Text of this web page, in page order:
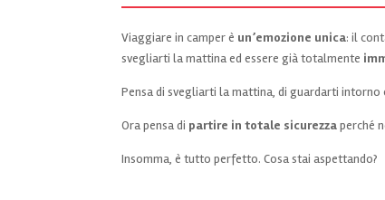
Viaggiare in camper è un’emozione unica: il
svegliarti la mattina ed essere già totalmente
Pensa di svegliarti la mattina, di guardarti
Ora pensa di partire in totale sicurezzaperché
Insomma, è tutto perfetto. Cosa stai aspettando?